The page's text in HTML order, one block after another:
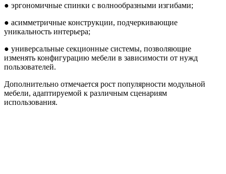
● эргономичные спинки с волнообразными изгибами;
● асимметричные конструкции, подчеркивающие
уникальность интерьера;
● универсальные секционные системы, позволяющие
изменять конфигурацию мебели в зависимости от нужд
пользователей.
Дополнительно отмечается рост популярности модульной
мебели, адаптируемой к различным сценариям
использования.